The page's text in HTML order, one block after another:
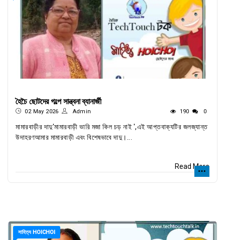
হৈচৈ ছোটদের গল্পে সান্ত্বনা ব্যানার্জী
02 May 2026 Admin 190 0
মামারবাড়ীর দাদু'মামারবাড়ী ভারি মজা কিল চড় নাই ',এই আপ্তবাক্যটির জলজ্যান্ত
উদাহরণআমার মামারবাড়ী এবং বিশেষভাবে দাদু।...
Read More
সাহিত্য HOICHOI